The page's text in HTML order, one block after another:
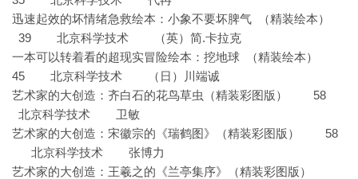
迅速起效的坏情绪急救绘本：小象不要坏脾气 （精装绘本）
39 北京科学技术 （英）简.卡拉克
一本可以转着看的超现实冒险绘本：挖地球
（精装绘本）
45 北京科学技术 （日）川端诚
艺术家的大创造：齐白石的花鸟草虫（精装彩图版） 58
北京科学技术 卫敏
艺术家的大创造：宋徽宗的《瑞鹤图》（精装彩图版） 58
北京科学技术 张博力
艺术家的大创造：王羲之的《兰亭集序》（精装彩图版）